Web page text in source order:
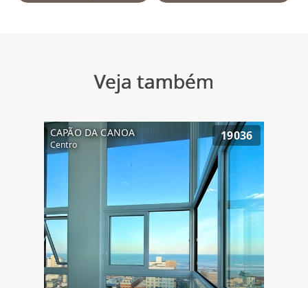
Veja também
CAPÃO DA CANOA
Centro
19036